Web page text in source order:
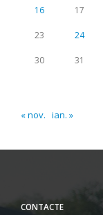
16 17
23 24
30 31
« nov. ian. »
CONTACTE